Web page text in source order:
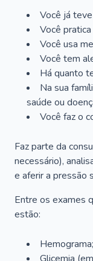
Você já
Você
Você usa
Você tem
Há quanto
Na sua
saúde ou
Você faz o
Faz parte da
necessário),
e aferir a pressão
Entre os exames
estão:
Hemograma;